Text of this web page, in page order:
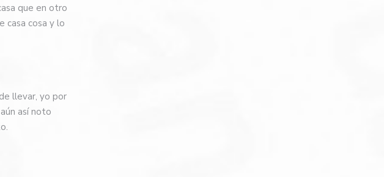
que en otro
casa cosa y lo
llevar, yo por
así noto